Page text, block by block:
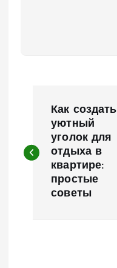
в
Как создать
уютный
уголок для
отдыха в
квартире:
простые
советы